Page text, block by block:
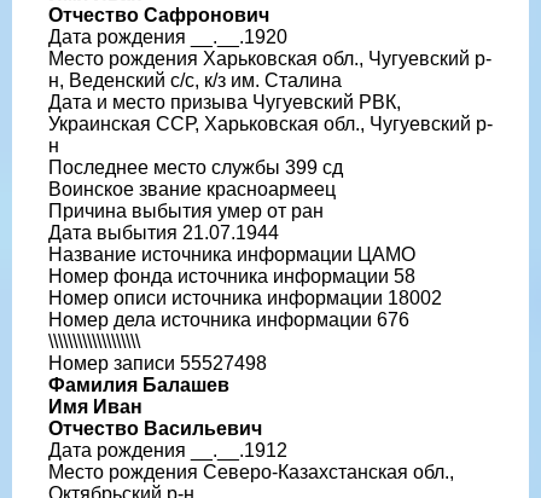
Отчество Сафронович
Дата рождения __.__.1920
Место рождения Харьковская обл., Чугуевский р-
н, Веденский с/с, к/з им. Сталина
Дата и место призыва Чугуевский РВК,
Украинская ССР, Харьковская обл., Чугуевский р-
н
Последнее место службы 399 сд
Воинское звание красноармеец
Причина выбытия умер от ран
Дата выбытия 21.07.1944
Название источника информации ЦАМО
Номер фонда источника информации 58
Номер описи источника информации 18002
Номер дела источника информации 676
\\\\\\\\\\\\\\\\\\\
Номер записи 55527498
Фамилия Балашев
Имя Иван
Отчество Васильевич
Дата рождения __.__.1912
Место рождения Северо-Казахстанская обл.,
Октябрьский р-н